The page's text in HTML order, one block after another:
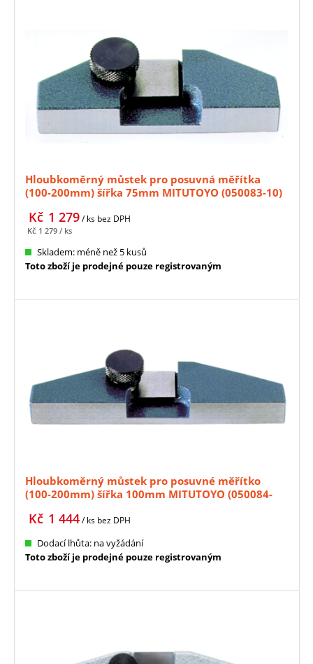
Hloubkoměrný můstek pro posuvná měřítka
(100-200mm) šířka 75mm MITUTOYO (050083-10)
1 279
Kč / ks bez DPH
1 279
Kč / ks
Skladem: méně než 5 kusů
Toto zboží je prodejné pouze registrovaným
Hloubkoměrný můstek pro posuvné měřítko
(100-200mm) šířka 100mm MITUTOYO (050084-
1 444
Kč / ks bez DPH
Dodací lhůta: na vyžádání
Toto zboží je prodejné pouze registrovaným